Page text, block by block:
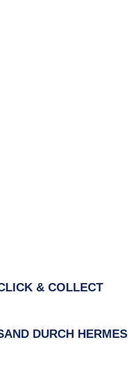
& COLLECT
DURCH HERMES